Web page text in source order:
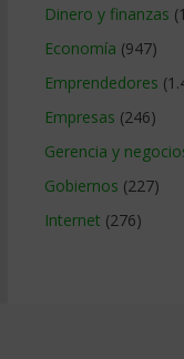
Dinero y finanzas
Economía (947)
Emprendedores
Empresas (246)
Gerencia y
Gobiernos (227)
Internet (276)